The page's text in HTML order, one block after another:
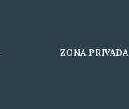
ZONA PRIVADA